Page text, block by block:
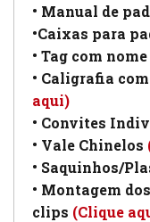
• Manual de
•Caixas para
• Tag com
• Caligrafia
aqui)
• Convites
• Vale Chinelos
• Saquinhos/
• Montagem
clips (Clique